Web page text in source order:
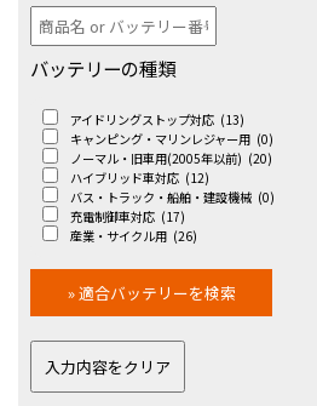
バッテリーの種類
アイドリングストップ対応 (13)
キャンピング・マリンレジャー用 (0)
ノーマル・旧車用(2005年以前) (20)
ハイブリッド車対応 (12)
バス・トラック・船舶・建設機械 (0)
充電制御車対応 (17)
産業・サイクル用 (26)